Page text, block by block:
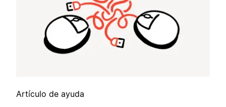
Artículo de ayuda